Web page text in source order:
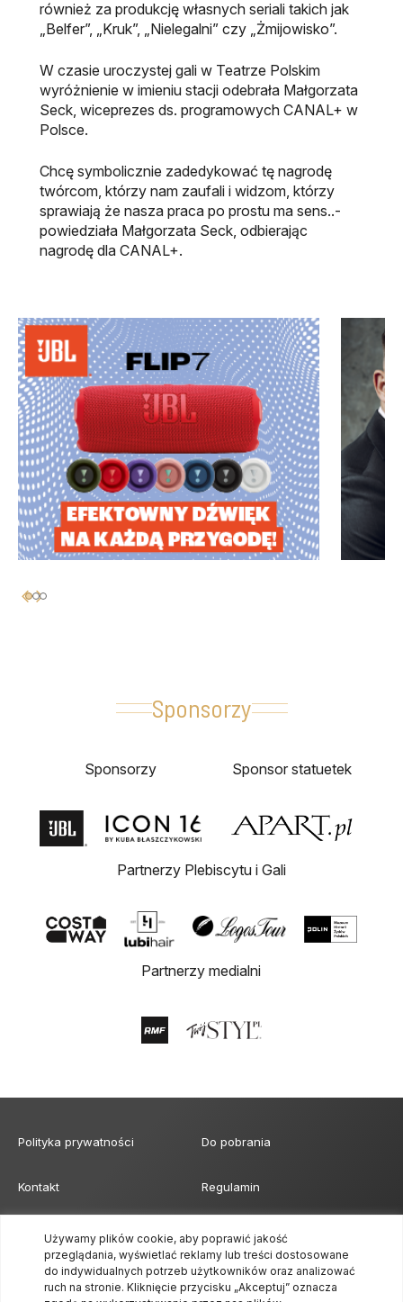
Używamy plików cookie, aby poprawić jakość
przeglądania, wyświetlać reklamy lub treści dostosowane
do indywidualnych potrzeb użytkowników oraz analizować
ruch na stronie. Kliknięcie przycisku „Akceptuj” oznacza
również za produkcję własnych seriali takich jak
„Belfer”, „Kruk”, „Nielegalni” czy „Żmijowisko”.
W czasie uroczystej gali w Teatrze Polskim
wyróżnienie w imieniu stacji odebrała Małgorzata
Seck, wiceprezes ds. programowych CANAL+ w
Polsce.
Chcę symbolicznie zadedykować tę nagrodę
twórcom, którzy nam zaufali i widzom, którzy
sprawiają że nasza praca po prostu ma sens..-
powiedziała Małgorzata Seck, odbierając
nagrodę dla CANAL+.
Sponsorzy
Sponsorzy Sponsor statuetek
Partnerzy Plebiscytu i Gali
Partnerzy medialni
Polityka prywatności Do pobrania
Kontakt Regulamin
Klauzula obowiązku
informacyjnego
Formularz akredytacji mediów